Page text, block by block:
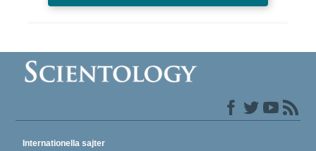
Internationella sajter